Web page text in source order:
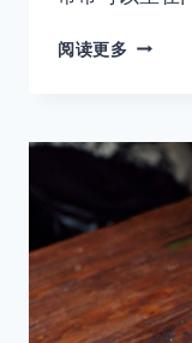
阅读更多 カ
間
——
FARINE